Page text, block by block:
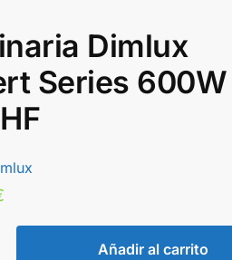
Dimlux
Series 600W
Añadir al carrito